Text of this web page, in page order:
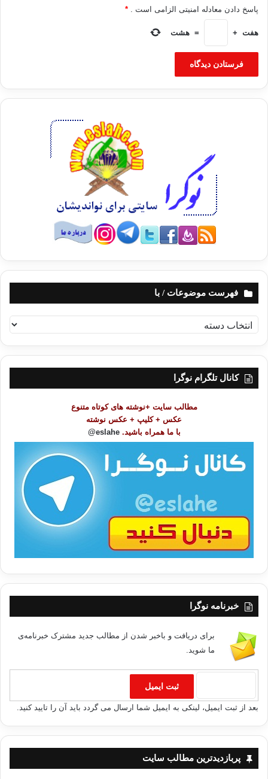
پاسخ دادن معادله امنیتی الزامی است . *
هفت +
= هشت
فهرست موضوعات / با
ه
ر
کانال تلگرام نوگرا
مطالب سایت +نوشته های کوتاه متنوع
عکس + کلیپ + عکس نوشته
با ما همراه باشید. eslahe@
خبرنامه نوگرا
برای دریافت و باخبر شدن از مطالب جدید مشترک خبرنامه‌ی
ما شوید.
بعد از ثبت ایمیل، لینکی به ایمیل شما ارسال می گردد باید آن را تایید کنید.
پربازدیدترین مطالب سایت